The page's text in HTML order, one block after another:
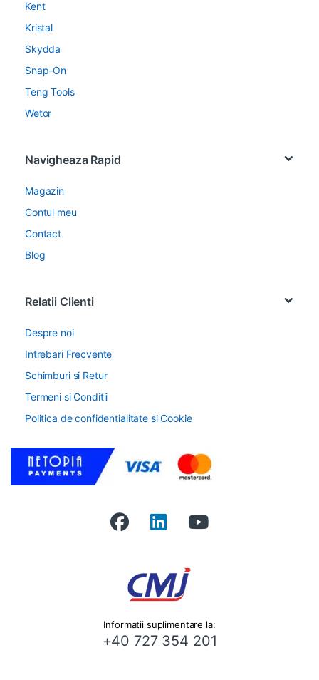
Kent
Kristal
Skydda
Snap-On
Teng Tools
Wetor
Navigheaza Rapid
Magazin
Contul meu
Contact
Blog
Relatii Clienti
Despre noi
Intrebari Frecvente
Schimburi si Retur
Termeni si Conditii
Politica de confidentialitate si Cookie
Informatii suplimentare la:
+40 727 354 201